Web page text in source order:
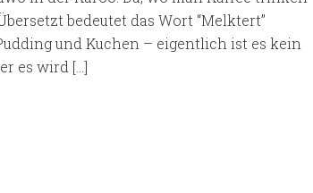
bedeutet das Wort “Melktert”
und Kuchen – eigentlich ist es kein
es wird […]